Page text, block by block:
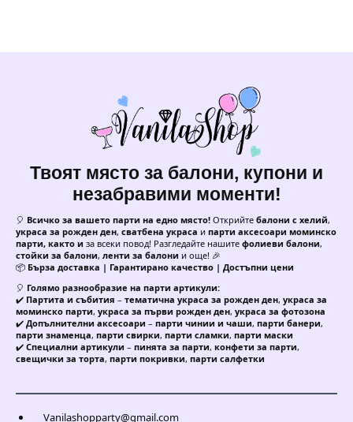
Твоят място за балони, купони и
незабравими моменти!
🎈 Всичко за вашето парти на едно място! Открийте балони с хелий,
украса за рожден ден, сватбена украса и парти аксесоари моминско
парти, както и за всеки повод! Разгледайте нашите фолиеви балони,
стойки за балони, ленти за балони и още! 🎉
📦 Бърза доставка | Гарантирано качество | Достъпни цени
🎈 Голямо разнообразие на парти артикули:
✔️ Партита и събития – тематична украса за рожден ден, украса за
моминско парти, украса за първи рожден ден, украса за фотозона
✔️ Допълнителни аксесоари – парти чинии и чаши, парти банери,
парти знаменца, парти свирки, парти сламки, парти маски
✔️ Специални артикули – пинята за парти, конфети за парти,
свещички за торта, парти покривки, парти салфетки
Vanilashopparty@gmail.com